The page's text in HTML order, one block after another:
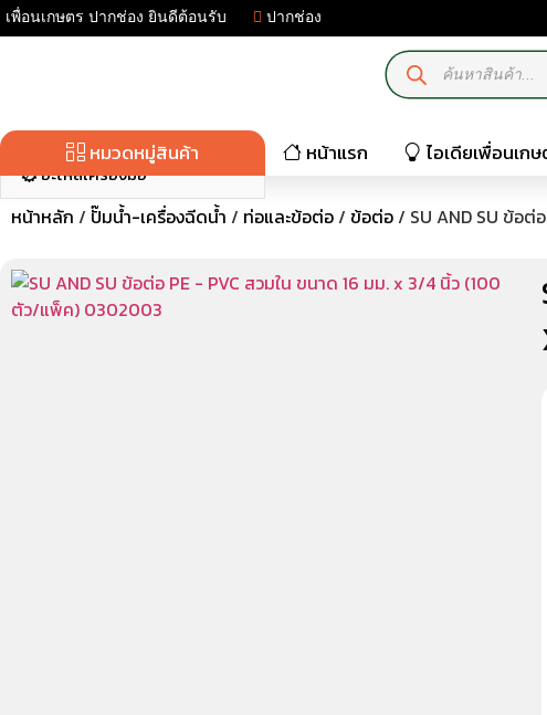
เพื่อนเกษตร ปากช่อง ยินดีต้อนรับ ปากช่อง
หมวดหมู่สินค้า หน้าแรก ไอเดียเพื่อนเก
มอเตอร์ไฟฟ้า-เครื่องปั่นไฟ
ปั๊มน้ำ-เครื่องฉีดน้ำ
อะไหล่เครื่องมือ
หน้าหลัก / ปั๊มน้ำ-เครื่องฉีดน้ำ / ท่อและข้อต่อ/ ข้อต่อ/ SU AND SU ข้อ